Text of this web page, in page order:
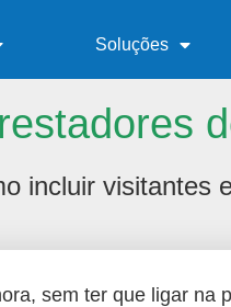
Soluções
incluir visitantes
sem ter que ligar na